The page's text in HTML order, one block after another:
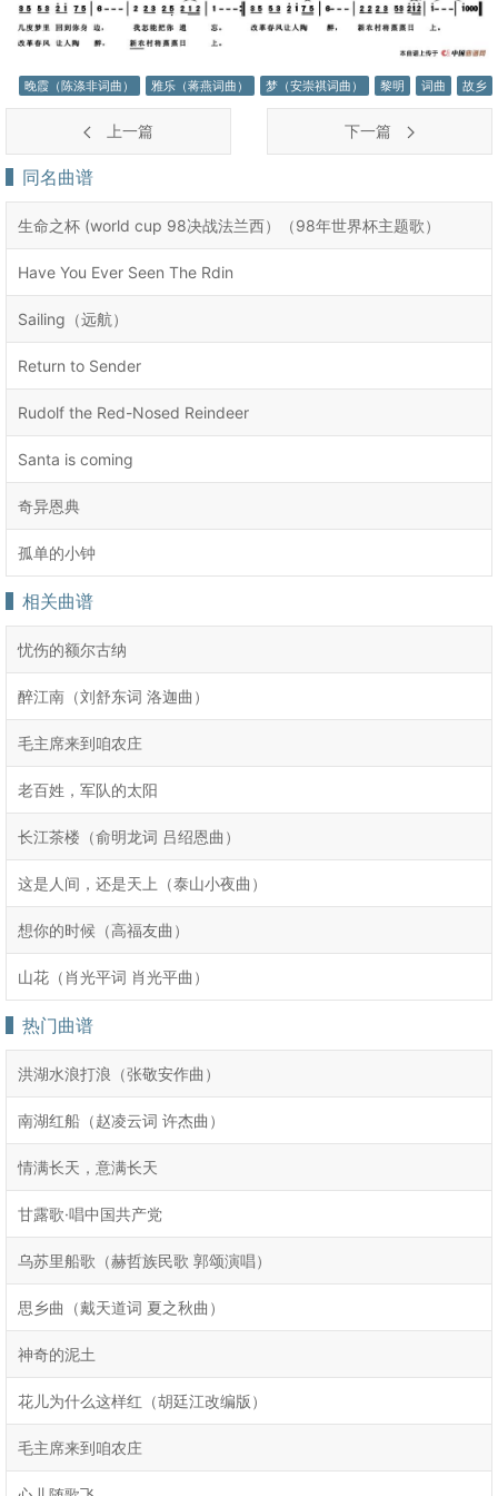
晚霞（陈涤非词曲） 雅乐（蒋燕词曲） 梦（安崇祺词曲） 黎明 词曲 故乡
上一篇 下一篇
同名曲谱
生命之杯 (world cup 98决战法兰西）（98年世界杯主题歌）
Have You Ever Seen The Rdin
Sailing（远航）
Return to Sender
Rudolf the Red-Nosed Reindeer
Santa is coming
奇异恩典
孤单的小钟
相关曲谱
忧伤的额尔古纳
醉江南（刘舒东词 洛迦曲）
毛主席来到咱农庄
老百姓，军队的太阳
长江茶楼（俞明龙词 吕绍恩曲）
这是人间，还是天上（泰山小夜曲）
想你的时候（高福友曲）
山花（肖光平词 肖光平曲）
热门曲谱
洪湖水浪打浪（张敬安作曲）
南湖红船（赵凌云词 许杰曲）
情满长天，意满长天
甘露歌·唱中国共产党
乌苏里船歌（赫哲族民歌 郭颂演唱）
思乡曲（戴天道词 夏之秋曲）
神奇的泥土
花儿为什么这样红（胡廷江改编版）
毛主席来到咱农庄